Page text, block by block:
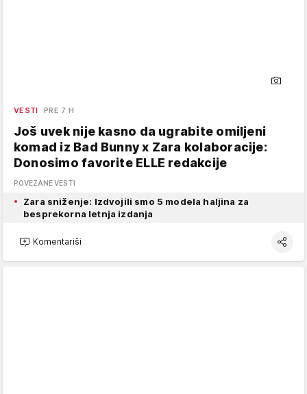
VESTI PRE 7 H
Još uvek nije kasno da ugrabite omiljeni
komad iz Bad Bunny x Zara kolaboracije:
Donosimo favorite ELLE redakcije
POVEZANE VESTI
Zara sniženje: Izdvojili smo 5 modela haljina za
besprekorna letnja izdanja
Komentariši